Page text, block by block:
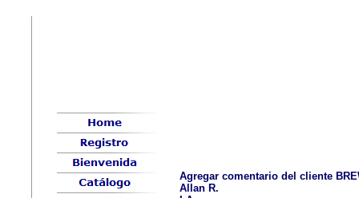
Agregar comentario del cliente
Allan R.